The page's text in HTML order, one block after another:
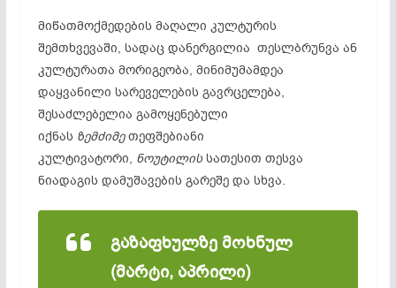
მიწათმოქმედების მაღალი კულტურის
შემთხვევაში, სადაც დანერგილია თესლბრუნვა ან
კულტურათა მორიგეობა, მინიმუმამდეა
დაყვანილი სარეველების გავრცელება,
შესაძლებელია გამოყენებული
იქნას ზემძიმეთეფშებიანი
კულტივატორი, ნოუტილისსათესით თესვა
ნიადაგის დამუშავების გარეშე და სხვა.
გაზაფხულზე მოხნულ
(მარტი, აპრილი)